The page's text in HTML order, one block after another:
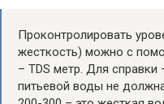
Проконтролировать
жесткость) можно с
– TDS метр. Для
питьевой воды не